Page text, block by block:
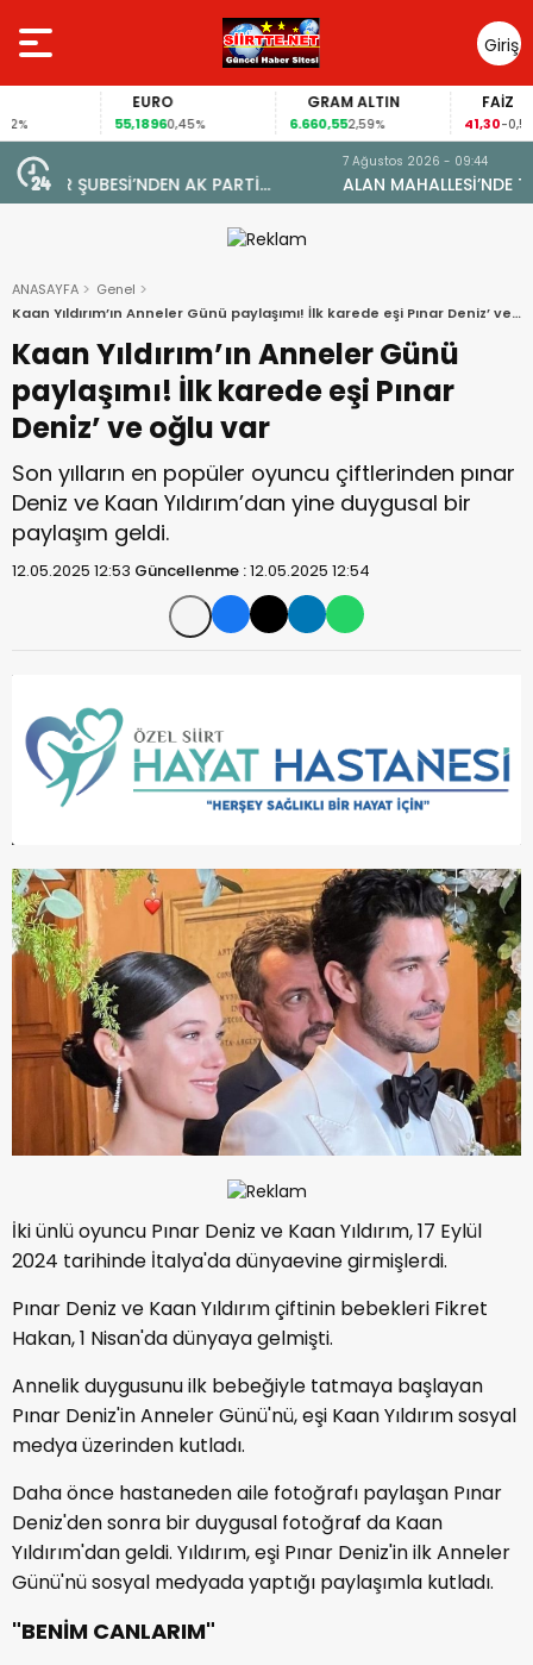
Giriş
Yap
55,18960,45%
GRAM ALTIN
6.660,552,59% -0,55%
ALAN MAHALLESİ’NDE TARİHİ DÖNÜŞÜM: DOĞAL GAZA
KAVUŞTU, 34 YILLIK TAPU SORUNU ÇÖZÜLDÜ
ANASAYFA
Genel
Kaan Yıldırım’ın Anneler Günü paylaşımı! İlk karede eşi Pınar Deniz’ ve
Kaan Yıldırım’ın Anneler Günü
paylaşımı! İlk karede eşi Pınar
Deniz’ ve oğlu var
Son yılların en popüler oyuncu çiftlerinden pınar
Deniz ve Kaan Yıldırım’dan yine duygusal bir
paylaşım geldi.
12.05.2025 12:53 Güncellenme :12.05.2025 12:54
İki ünlü oyuncu Pınar Deniz ve Kaan Yıldırım, 17 Eylül
2024 tarihinde İtalya'da dünyaevine girmişlerdi.
Pınar Deniz ve Kaan Yıldırım çiftinin bebekleri Fikret
Hakan, 1 Nisan'da dünyaya gelmişti.
Annelik duygusunu ilk bebeğiyle tatmaya başlayan
Pınar Deniz'in Anneler Günü'nü, eşi Kaan Yıldırım sosyal
medya üzerinden kutladı.
Daha önce hastaneden aile fotoğrafı paylaşan Pınar
Deniz'den sonra bir duygusal fotoğraf da Kaan
Yıldırım'dan geldi. Yıldırım, eşi Pınar Deniz'in ilk Anneler
Günü'nü sosyal medyada yaptığı paylaşımla kutladı.
"BENİM CANLARIM"